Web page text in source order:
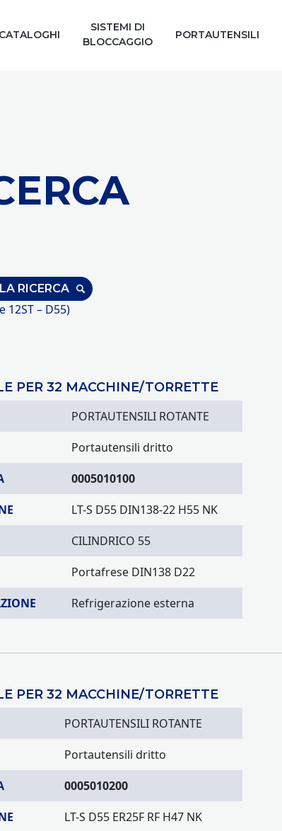
CATALOGHI
SISTEMI DI
BLOCCAGGIO
PORTAUTENSILI
RICERCA
12ST – D55)
PER 32 MACCHINE/TORRETTE
PORTAUTENSILI ROTANTE
Portautensili dritto
0005010100
LT-S D55 DIN138-22 H55 NK
CILINDRICO 55
Portafrese DIN138 D22
Refrigerazione esterna
PER 32 MACCHINE/TORRETTE
PORTAUTENSILI ROTANTE
Portautensili dritto
0005010200
LT-S D55 ER25F RF H47 NK